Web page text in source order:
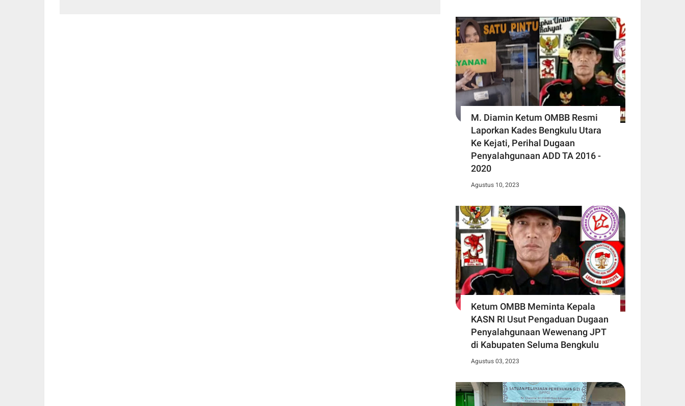
M. Diamin Ketum OMBB Resmi
Laporkan Kades Bengkulu Utara
Ke Kejati, Perihal Dugaan
Penyalahgunaan ADD TA 2016 -
2020
Agustus 10, 2023
Ketum OMBB Meminta Kepala
KASN RI Usut Pengaduan Dugaan
Penyalahgunaan Wewenang JPT
di Kabupaten Seluma Bengkulu
Agustus 03, 2023